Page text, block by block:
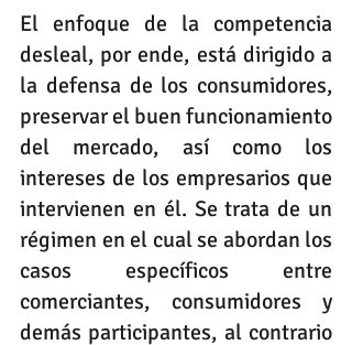
El enfoque de la competencia
desleal, por ende, está dirigido a
la defensa de los consumidores,
preservar el buen funcionamiento
del mercado, así como los
intereses de los empresarios que
intervienen en él. Se trata de un
régimen en el cual se abordan los
casos específicos entre
comerciantes, consumidores y
demás participantes, al contrario